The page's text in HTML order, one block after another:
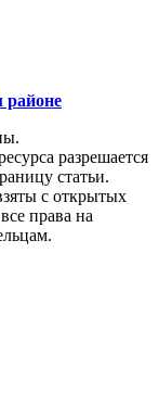
районе
разрешается
статьи.
с открытых
права на